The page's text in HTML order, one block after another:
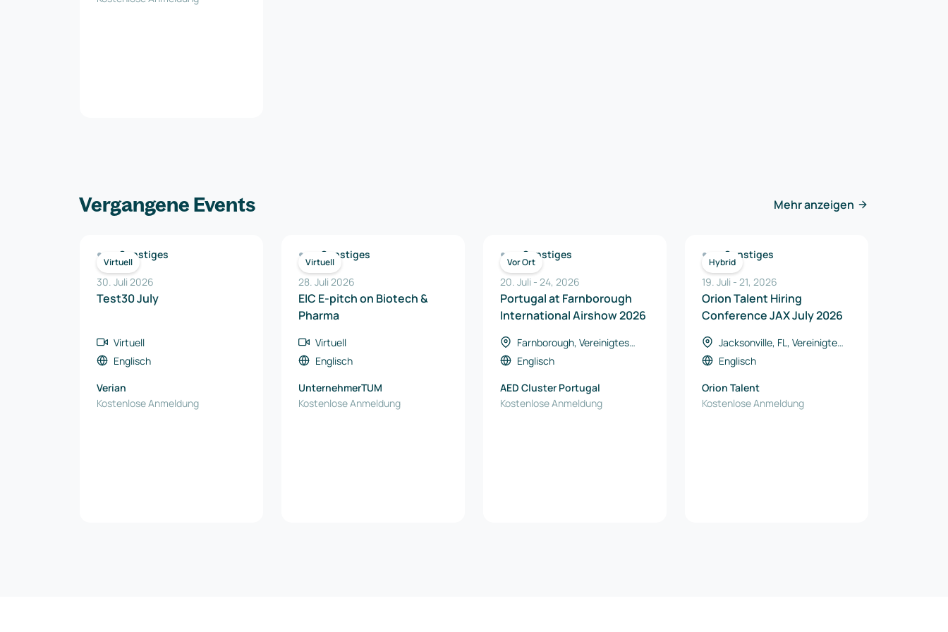
Vergangene Events Mehr anzeigen
Virtuell
Sonstiges
30. Juli 2026
Test30 July
Virtuell
Englisch
Verian
Kostenlose Anmeldung
Virtuell
Sonstiges
28. Juli 2026
EIC E-pitch on Biotech &
Pharma
Virtuell
Englisch
UnternehmerTUM
Kostenlose Anmeldung
Vor Ort
Sonstiges
20. Juli - 24, 2026
Portugal at Farnborough
International Airshow 2026
Farnborough, Vereinigtes
Königreich
Englisch
AED Cluster Portugal
Kostenlose Anmeldung
Hybrid
Sonstiges
19. Juli - 21, 2026
Orion Talent Hiring
Conference JAX July 2026
Jacksonville, FL, Vereinigte
StaatenEnglisch
Orion Talent
Kostenlose Anmeldung